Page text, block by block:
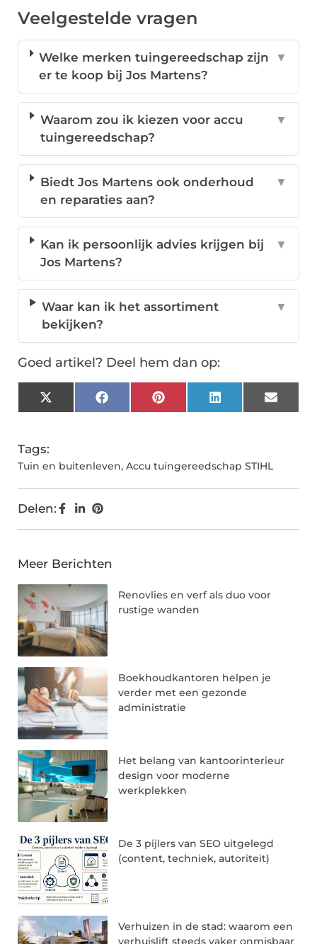
Veelgestelde vragen
Welke merken tuingereedschap zijn
er te koop bij Jos Martens?
▼
Waarom zou ik kiezen voor accu
tuingereedschap?
▼
Biedt Jos Martens ook onderhoud
en reparaties aan?
▼
Kan ik persoonlijk advies krijgen bij
Jos Martens?
▼
Waar kan ik het assortiment
bekijken?
▼
Goed artikel? Deel hem dan op:
X
(Twitter)
FacebookPinterestLinkedInEmail
Tags:
Tuin en buitenleven, Accu tuingereedschap STIHL
Delen:
Meer Berichten
Renovlies en verf als duo voor
rustige wanden
Boekhoudkantoren helpen je
verder met een gezonde
administratie
Het belang van kantoorinterieur
design voor moderne
werkplekken
De 3 pijlers van SEO uitgelegd
(content, techniek, autoriteit)
Verhuizen in de stad: waarom een
verhuislift steeds vaker onmisbaar